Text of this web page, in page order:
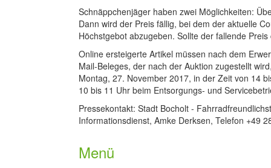
Schnäppchenjäger haben zwei Möglichkeiten:
Dann wird der Preis fällig, bei dem der aktuelle
Höchstgebot abzugeben. Sollte der fallende
Online ersteigerte Artikel müssen nach dem
Mail-Beleges, der nach der Auktion zugestellt
Montag, 27. November 2017, in der Zeit von 14
10 bis 11 Uhr beim Entsorgungs- und
Pressekontakt: Stadt Bocholt -
Informationsdienst, Amke Derksen, Telefon +49
Menü